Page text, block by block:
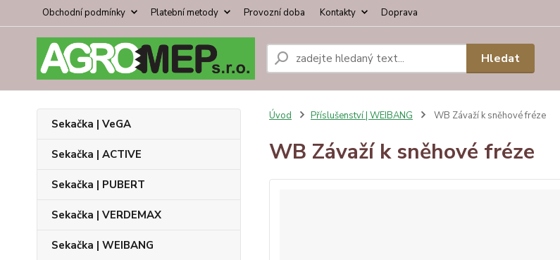
Obchodní podmínky Platební metody Provozní doba Kontakty Doprava
Hledat
Sekačka | VeGA
Sekačka | ACTIVE
Sekačka | PUBERT
Sekačka | VERDEMAX
Sekačka | WEIBANG
Úvod Příslušenství | WEIBANG WB Závaží k sněhové fréze
WB Závaží k sněhové fréze